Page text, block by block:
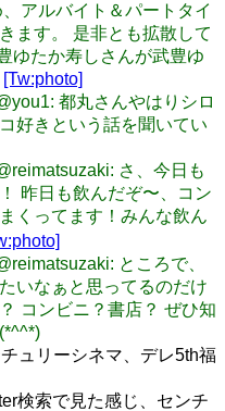
アルバイト＆パートタイ
ます。 是非とも拡散して
ゆたか寿しさんが武豊ゆ
[Tw:photo]
都丸さんやはりシロ
好きという話を聞いてい
さ、今日も
昨日も飲んだぞ〜、コン
くってます！みんな飲ん
ところで、
いなぁと思ってるのだけ
コンビニ？書店？ ぜひ知
ュリーシネマ、デレ5th福
検索で見た感じ、センチ